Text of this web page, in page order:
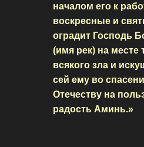
началом его к
воскресные и
оградит Господь
(имя рек) на месте
всякого зла и
сей ему во
Отечеству на
радость Аминь.»